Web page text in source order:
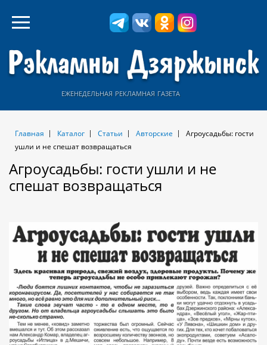
еженедельная рекламная газета
Главная Каталог Статьи Авторские
Агроусадьбы: гости
ушли и не спешат возвращаться
Агроусадьбы: гости ушли и не
спешат возвращаться